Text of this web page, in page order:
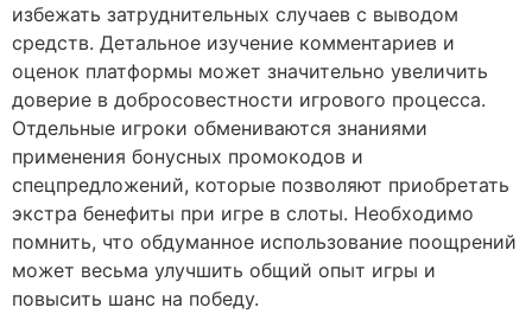
избежать затруднительных случаев с выводом
средств. Детальное изучение комментариев и
оценок платформы может значительно увеличить
доверие в добросовестности игрового процесса.
Отдельные игроки обмениваются знаниями
применения бонусных промокодов и
спецпредложений, которые позволяют приобретать
экстра бенефиты при игре в слоты. Необходимо
помнить, что обдуманное использование поощрений
может весьма улучшить общий опыт игры и
повысить шанс на победу.